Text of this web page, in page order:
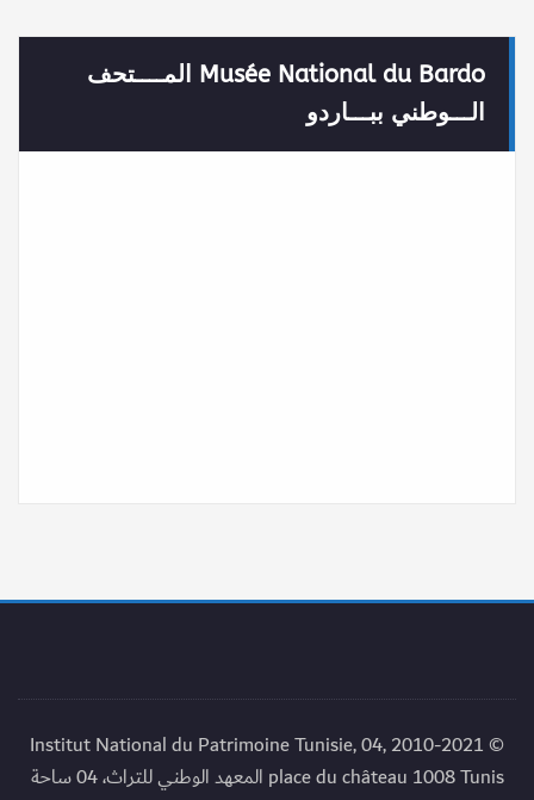
Musée National du Bardo المــــتحف
الـــوطني ببـــاردو
© 2010-2021 Institut National du Patrimoine Tunisie, 04,
place du château 1008 Tunis المعهد الوطني للتراث، 04 ساحة